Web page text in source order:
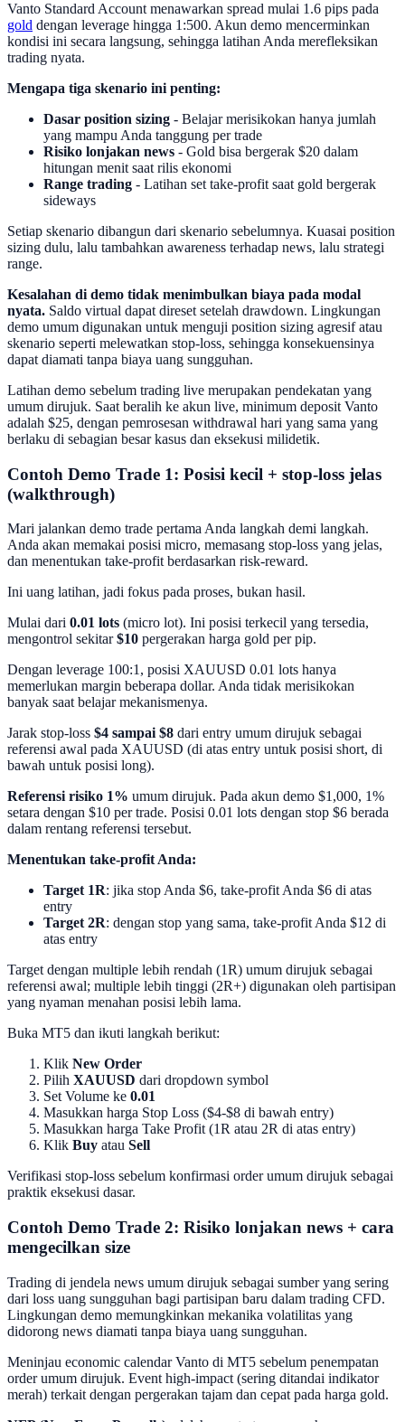
Vanto Standard Account menawarkan spread mulai 1.6 pips pada
gold dengan leverage hingga 1:500. Akun demo mencerminkan
kondisi ini secara langsung, sehingga latihan Anda merefleksikan
trading nyata.
Mengapa tiga skenario ini penting:
Dasar position sizing - Belajar merisikokan hanya jumlah
yang mampu Anda tanggung per trade
Risiko lonjakan news - Gold bisa bergerak $20 dalam
hitungan menit saat rilis ekonomi
Range trading - Latihan set take-profit saat gold bergerak
sideways
Setiap skenario dibangun dari skenario sebelumnya. Kuasai position
sizing dulu, lalu tambahkan awareness terhadap news, lalu strategi
range.
Kesalahan di demo tidak menimbulkan biaya pada modal
nyata. Saldo virtual dapat direset setelah drawdown. Lingkungan
demo umum digunakan untuk menguji position sizing agresif atau
skenario seperti melewatkan stop-loss, sehingga konsekuensinya
dapat diamati tanpa biaya uang sungguhan.
Latihan demo sebelum trading live merupakan pendekatan yang
umum dirujuk. Saat beralih ke akun live, minimum deposit Vanto
adalah $25, dengan pemrosesan withdrawal hari yang sama yang
berlaku di sebagian besar kasus dan eksekusi milidetik.
Contoh Demo Trade 1: Posisi kecil + stop-loss jelas
(walkthrough)
Mari jalankan demo trade pertama Anda langkah demi langkah.
Anda akan memakai posisi micro, memasang stop-loss yang jelas,
dan menentukan take-profit berdasarkan risk-reward.
Ini uang latihan, jadi fokus pada proses, bukan hasil.
Mulai dari 0.01 lots (micro lot). Ini posisi terkecil yang tersedia,
mengontrol sekitar$10 pergerakan harga gold per pip.
Dengan leverage 100:1, posisi XAUUSD 0.01 lots hanya
memerlukan margin beberapa dollar. Anda tidak merisikokan
banyak saat belajar mekanismenya.
Jarak stop-loss $4 sampai $8 dari entry umum dirujuk sebagai
referensi awal pada XAUUSD (di atas entry untuk posisi short, di
bawah untuk posisi long).
Referensi risiko 1% umum dirujuk. Pada akun demo $1,000, 1%
setara dengan $10 per trade. Posisi 0.01 lots dengan stop $6 berada
dalam rentang referensi tersebut.
Menentukan take-profit Anda:
Target 1R: jika stop Anda $6, take-profit Anda $6 di atas
entry
Target 2R: dengan stop yang sama, take-profit Anda $12 di
atas entry
Target dengan multiple lebih rendah (1R) umum dirujuk sebagai
referensi awal; multiple lebih tinggi (2R+) digunakan oleh partisipan
yang nyaman menahan posisi lebih lama.
Buka MT5 dan ikuti langkah berikut:
Klik New Order
Pilih XAUUSD dari dropdown symbol
Set Volume ke 0.01
Masukkan harga Stop Loss ($4-$8 di bawah entry)
Masukkan harga Take Profit (1R atau 2R di atas entry)
Klik Buy atau Sell
Verifikasi stop-loss sebelum konfirmasi order umum dirujuk sebagai
praktik eksekusi dasar.
Contoh Demo Trade 2: Risiko lonjakan news + cara
mengecilkan size
Trading di jendela news umum dirujuk sebagai sumber yang sering
dari loss uang sungguhan bagi partisipan baru dalam trading CFD.
Lingkungan demo memungkinkan mekanika volatilitas yang
didorong news diamati tanpa biaya uang sungguhan.
Meninjau economic calendar Vanto di MT5 sebelum penempatan
order umum dirujuk. Event high-impact (sering ditandai indikator
merah) terkait dengan pergerakan tajam dan cepat pada harga gold.